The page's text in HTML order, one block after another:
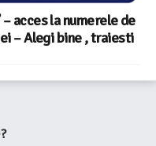
acces la numerele de
– Alegi bine , traiesti